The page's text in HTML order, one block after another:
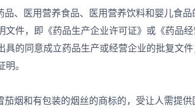
医用营养食品、医用营养饮料和婴儿食品
文件，即《药品生产企业许可证》或《药品
具的同意成立药品生产或经营企业的批复文
。
和有包装的烟丝的商标的，受让人需提供